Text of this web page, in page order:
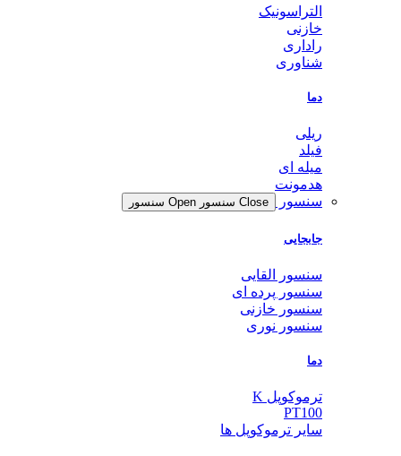
التراسونیک
خازنی
راداری
شناوری
دما
ریلی
فیلد
میله ای
هدمونت
سنسور
Close سنسور Open سنسور
جابجایی
سنسور القایی
سنسور پرده ای
سنسور خازنی
سنسور نوری
دما
ترموکوپل K
PT100
سایر ترموکوپل ها